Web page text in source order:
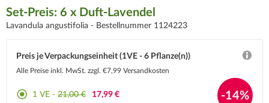
Set-Preis: 6 x Duft-Lavendel
Lavandula angustifolia - Bestellnummer 1124223
Preis je Verpackungseinheit (1VE - 6 Pflanze(n))
Alle Preise inkl. MwSt. zzgl. €7,99 Versandkosten
-14%
1 VE - 21,00 € 17,99 €